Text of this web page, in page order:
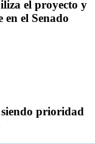
el proyecto y
el Senado
prioridad